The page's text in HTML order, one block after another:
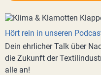
Hört rein in unseren
Dein ehrlicher Talk über
die Zukunft der
alle an!